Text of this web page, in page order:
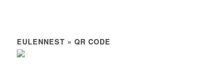
EULENNEST » QR CODE